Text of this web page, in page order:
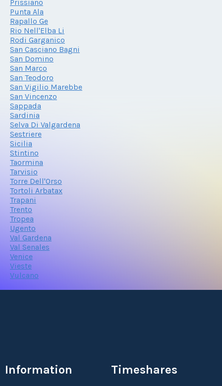
Prissiano
Punta Ala
Rapallo Ge
Rio Nell'Elba Li
Rodi Garganico
San Casciano Bagni
San Domino
San Marco
San Teodoro
San Vigilio Marebbe
San Vincenzo
Sappada
Sardinia
Selva Di Valgardena
Sestriere
Sicilia
Stintino
Taormina
Tarvisio
Torre Dell'Orso
Tortoli Arbatax
Trapani
Trento
Tropea
Ugento
Val Gardena
Val Senales
Venice
Vieste
Vulcano
Information Timeshares